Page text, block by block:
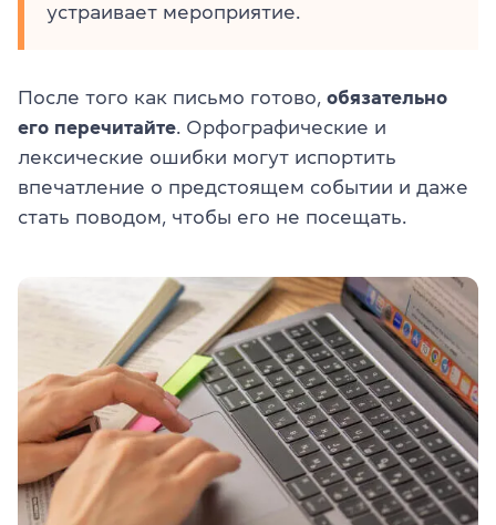
устраивает мероприятие.
После того как письмо готово, обязательно
его перечитайте . Орфографические и
лексические ошибки могут испортить
впечатление о предстоящем событии и даже
стать поводом, чтобы его не посещать.